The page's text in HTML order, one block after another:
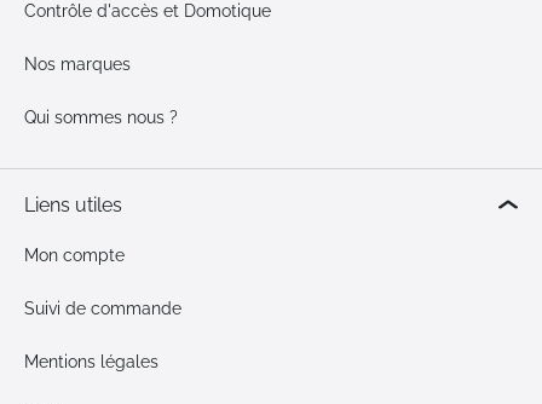
Contrôle d'accès et Domotique
Nos marques
Qui sommes nous ?
Liens utiles
Mon compte
Suivi de commande
Mentions légales